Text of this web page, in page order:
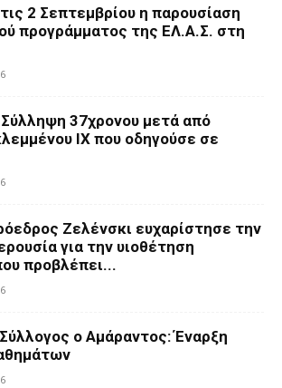
2 Σεπτεμβρίου η παρουσίαση
προγράμματος της ΕΛ.Α.Σ. στη
37χρονου μετά από
ΙΧ που οδηγούσε σε
Ζελένσκι ευχαρίστησε την
για την υιοθέτηση
προβλέπει...
ο Αμάραντος: Έναρξη